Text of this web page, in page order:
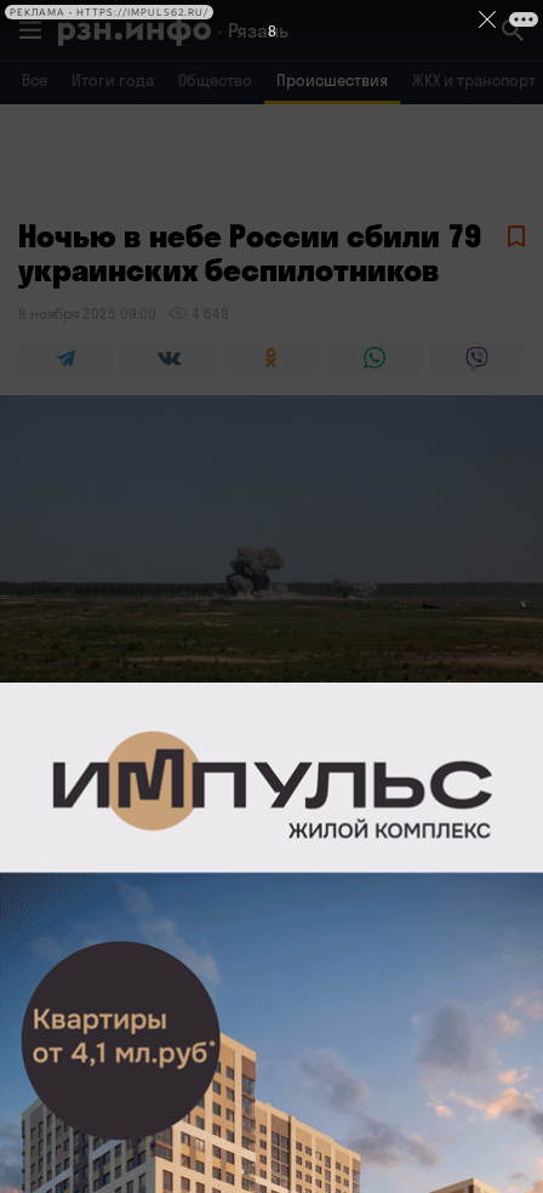
Рязань
Все Итоги года Общество Происшествия ЖКХ и транспорт
Воронеж Брянск
Ночью в небе России сбили 79
украинских беспилотников
8 ноября 2025 09:00 4 649
Ночью в небе России сбили 79 украинских
беспилотников. Об этом сообщили в Минобороны
Отмечается, что в ночь с 7 на 8 ноября дежурными
средствами ПВО перехвачены и уничтожены 79
украинских беспилотных летательных аппаратов
самолетного типа.
36 БПЛА уничтожили над территорией Ростовской
области, 10 — над территорией Брянской области,
девять беспилотников перехватили на территории
Курской области, восемь в Волгоградской области,
по пять в Республике Крым и Белгородской области,
три в небе над Саратовской областью, а также
по одному в Воронежской, Смоленской и Орловской
областях.
8
РЕКЛАМА • HTTPS://IMPULS62.RU/